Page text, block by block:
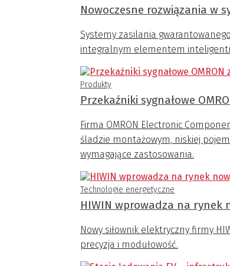
Nowoczesne rozwiązania w
Systemy zasilania
integralnym elementem
Produkty
Przekaźniki sygnałowe
Firma OMRON Electronic
śladzie montażowym, niskiej
wymagające zastosowania.
Technologie energetyczne
HIWIN wprowadza na rynek
Nowy siłownik elektryczny firmy
precyzja i modułowość.